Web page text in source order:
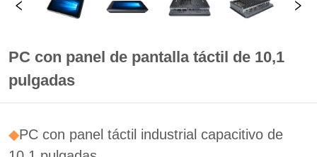
PC con panel de pantalla táctil de 10,1
pulgadas